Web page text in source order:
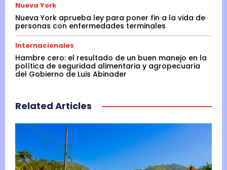
Nueva York
Nueva York aprueba ley para poner fin a la vida de
personas con enfermedades terminales
Internacionales
Hambre cero: el resultado de un buen manejo en la
política de seguridad alimentaria y agropecuaria
del Gobierno de Luis Abinader
Related Articles